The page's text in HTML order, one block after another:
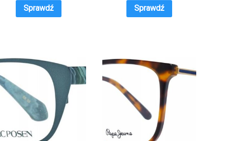
Sprawdź Sprawdź